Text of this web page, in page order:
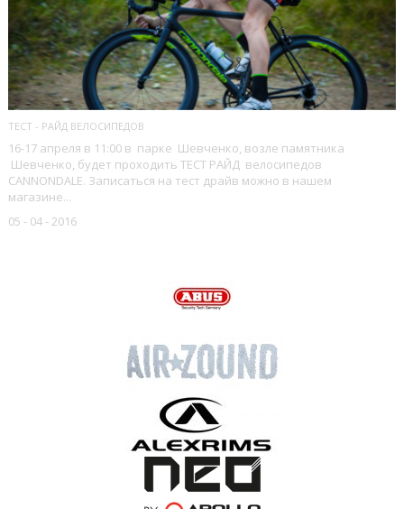
ТЕСТ - РАЙД ВЕЛОСИПЕДОВ
16-17 апреля в 11:00 в парке Шевченко, возле памятника
Шевченко, будет проходить ТЕСТ РАЙД велосипедов
CANNONDALE. Записаться на тест драйв можно в нашем
магазине...
05 - 04 - 2016